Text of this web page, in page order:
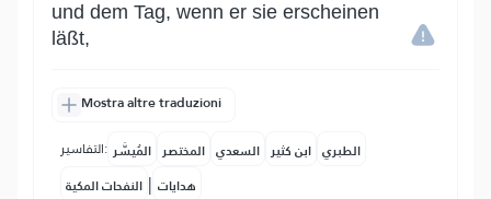
und dem Tag, wenn er sie erscheinen
läßt,
Mostra altre traduzioni
التفاسير: المُيسَّر المختصر السعدي ابن كثير الطبري
النفحات المكية | هدايات